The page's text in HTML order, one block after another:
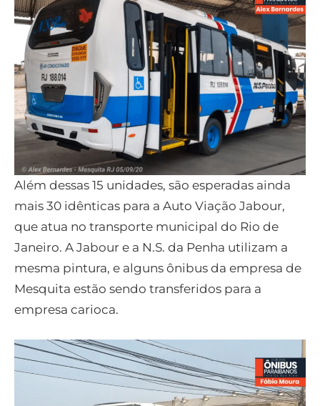
Além dessas 15 unidades, são esperadas ainda
mais 30 idênticas para a Auto Viação Jabour,
que atua no transporte municipal do Rio de
Janeiro. A Jabour e a N.S. da Penha utilizam a
mesma pintura, e alguns ônibus da empresa de
Mesquita estão sendo transferidos para a
empresa carioca.